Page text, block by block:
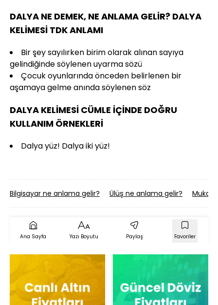
DALYA NE DEMEK, NE ANLAMA GELİR? DALYA
KELİMESİ TDK ANLAMI
Bir şey sayılırken birim olarak alınan sayıya
gelindiğinde söylenen uyarma sözü
Çocuk oyunlarında önceden belirlenen bir
aşamaya gelme anında söylenen söz
DALYA KELİMESİ CÜMLE İÇİNDE DOĞRU
KULLANIM ÖRNEKLERİ
Dalya yüz! Dalya iki yüz!
Bilgisayar ne anlama gelir? Ülüş ne anlama gelir?
Ana Sayfa Yazı Boyutu Paylaş Favoriler